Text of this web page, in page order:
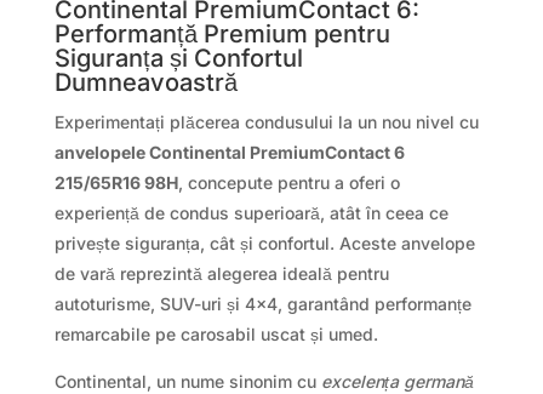
Continental PremiumContact 6:
Performanță Premium pentru
Siguranța și Confortul
Dumneavoastră
Experimentați plăcerea condusului la un nou nivel cu
anvelopele Continental PremiumContact 6
215/65R16 98H, concepute pentru a oferi o
experiență de condus superioară, atât în ceea ce
privește siguranța, cât și confortul. Aceste anvelope
de vară reprezintă alegerea ideală pentru
autoturisme, SUV-uri și 4×4, garantând performanțe
remarcabile pe carosabil uscat și umed.
Continental, un nume sinonim cu excelența germană